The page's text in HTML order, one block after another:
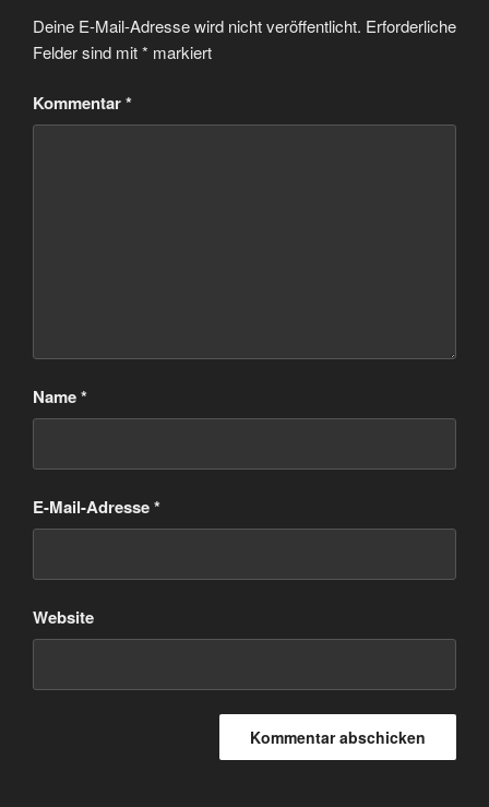
Deine E-Mail-Adresse wird nicht veröffentlicht. Erforderliche
Felder sind mit* markiert
Kommentar*
Name*
E-Mail-Adresse*
Website